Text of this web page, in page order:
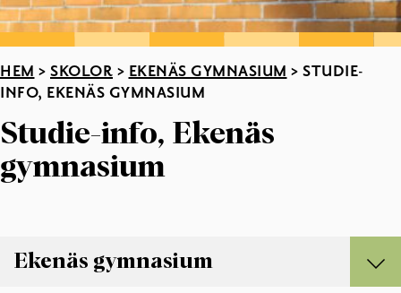
HEM > SKOLOR > EKENÄS GYMNASIUM > STUDIE-
INFO, EKENÄS GYMNASIUM
Studie-info, Ekenäs
gymnasium
Ekenäs gymnasium